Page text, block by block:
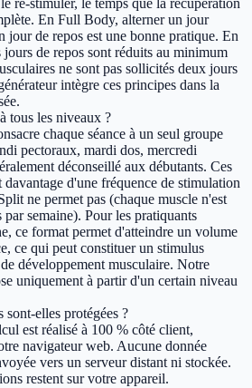
re-stimuler, le temps que la récupération
En Full Body, alterner un jour
jour de repos est une bonne pratique. En
de repos sont réduits au minimum
ne sont pas sollicités deux jours
intègre ces principes dans la
tous les niveaux ?
chaque séance à un seul groupe
pectoraux, mardi dos, mercredi
déconseillé aux débutants. Ces
d'une fréquence de stimulation
ne permet pas (chaque muscle n'est
semaine). Pour les pratiquants
ce format permet d'atteindre un volume
ce qui peut constituer un stimulus
développement musculaire. Notre
uniquement à partir d'un certain niveau
sont-elles protégées ?
est réalisé à 100 % côté client,
navigateur web. Aucune donnée
vers un serveur distant ni stockée.
restent sur votre appareil.